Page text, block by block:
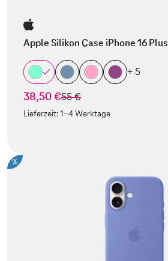
Apple Silikon Case iPhone 16 Plus
+ 5
38,50 €statt
55 €
Lieferzeit:1-4 Werktage
%